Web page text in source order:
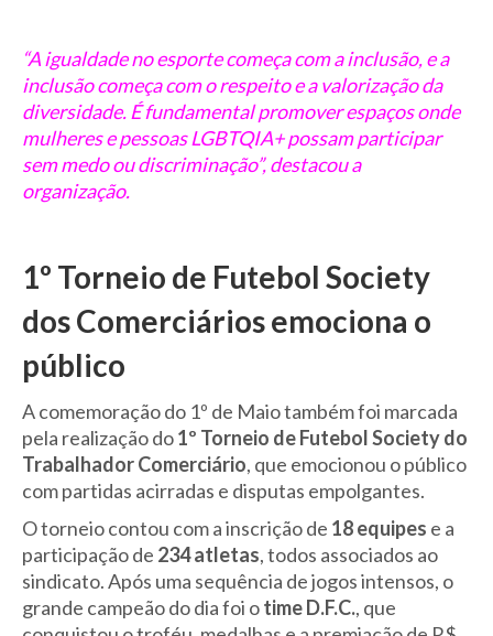
“A igualdade no esporte começa com a inclusão, e a
inclusão começa com o respeito e a valorização da
diversidade. É fundamental promover espaços onde
mulheres e pessoas LGBTQIA+ possam participar
sem medo ou discriminação”, destacou a
organização.
1º Torneio de Futebol Society
dos Comerciários emociona o
público
A comemoração do 1º de Maio também foi marcada
pela realização do1º Torneio de Futebol Society do
Trabalhador Comerciário, que emocionou o público
com partidas acirradas e disputas empolgantes.
O torneio contou com a inscrição de 18 equipes e a
participação de 234 atletas, todos associados ao
sindicato. Após uma sequência de jogos intensos, o
grande campeão do dia foi otime D.F.C., que